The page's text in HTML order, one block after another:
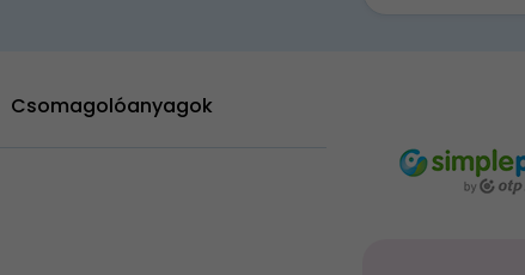
Csomagolóanyagok